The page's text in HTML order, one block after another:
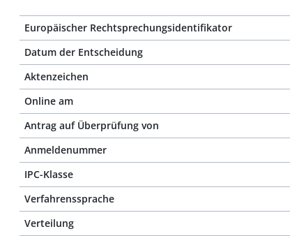
Europäischer Rechtsprechungsidentifikator
Datum der Entscheidung
Aktenzeichen
Online am
Antrag auf Überprüfung von
Anmeldenummer
IPC-Klasse
Verfahrenssprache
Verteilung